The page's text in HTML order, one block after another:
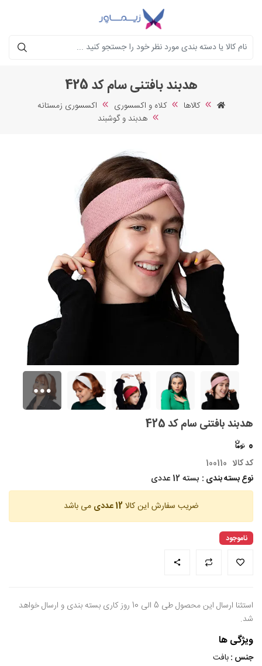
جستجو
هدبند بافتنی سام کد 425
کالاها کلاه و اکسسوری
اکسسوری زمستانه
هدبند و گوشبند
هدبند بافتنی سام کد 425
0
کد کالا 100110
نوع بسته بندی : بسته 12 عددی
ضریب سفارش این کالا 12 عددی می باشد
ناموجود
استثنا ارسال این محصول طی 5 الی 10 روز کاری بسته بندی و ارسال خواهد
شد.
ویژگی ها
جنس :بافت